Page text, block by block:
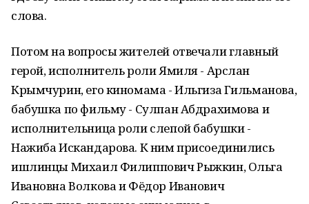
слова.
Потом на вопросы жителей отвечали главный
герой, исполнитель роли Ямиля - Арслан
Крымчурин, его киномама - Ильгиза Гильманова,
бабушка по фильму - Сулпан Абдрахимова и
исполнительница роли слепой бабушки -
Нажиба Искандарова. К ним присоединились
ишлинцы Михаил Филиппович Рыжкин, Ольга
Ивановна Волкова и Фёдор Иванович